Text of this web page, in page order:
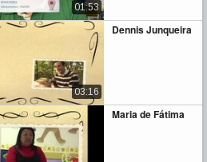
01:53
Dennis Junqueira
03:16
Maria de Fátima